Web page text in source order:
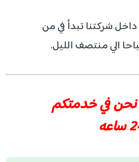
شركتنا تبدأ في من
نحن في خدمتكم